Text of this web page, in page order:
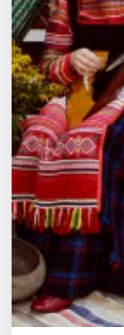
Города
Площадки
Артисты
Рейтинги